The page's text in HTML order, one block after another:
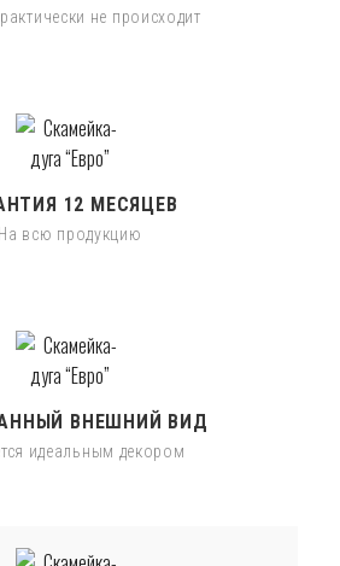
не происходит
12 МЕСЯЦЕВ
На всю продукцию
ВНЕШНИЙ ВИД
идеальным декором